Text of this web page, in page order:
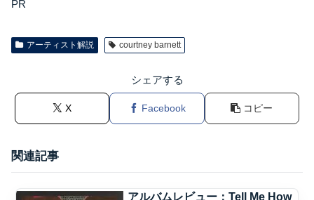
PR
アーティスト解説 courtney barnett
シェアする
X Facebook コピー
関連記事
アルバムレビュー：Tell Me How